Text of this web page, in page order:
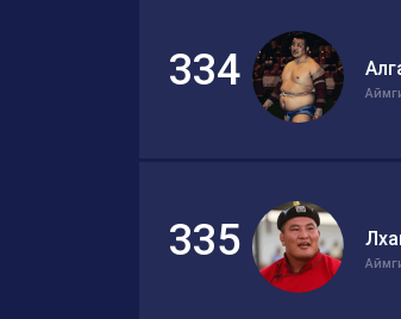
334
335